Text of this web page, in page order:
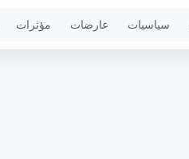
سياسيات عارضات مؤثرات